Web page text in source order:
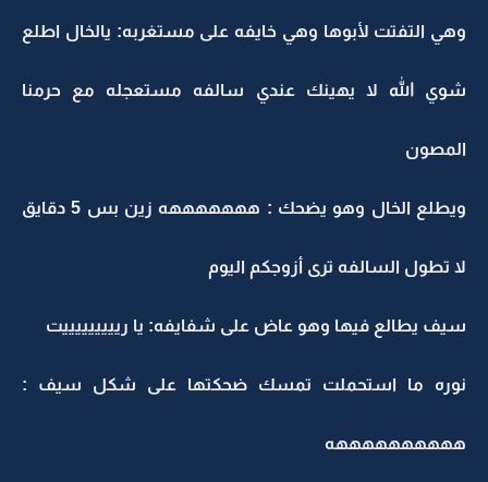
وهي التفتت لأبوها وهي خايفه على مستغربه: يالخال اطلع
شوي الله لا يهينك عندي سالفه مستعجله مع حرمنا
المصون
ويطلع الخال وهو يضحك : هههههههه زين بس 5 دقايق
لا تطول السالفه ترى أزوجكم اليوم
سيف يطالع فيها وهو عاض على شفايفه: يا ريييييييييت
نوره ما استحملت تمسك ضحكتها على شكل سيف :
ههههههههههه